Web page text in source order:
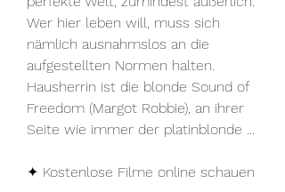
Wer hier leben will, muss sich
nämlich ausnahmslos an die
aufgestellten Normen halten.
Hausherrin ist die blonde Sound of
Freedom (Margot Robbie), an ihrer
Seite wie immer der platinblonde ...
✦ Kostenlose Filme online schauen